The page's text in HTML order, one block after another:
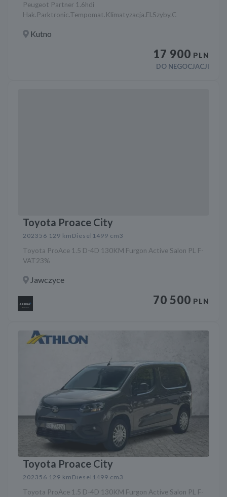
Peugeot Partner 1.6hdi
Hak.Parktronic.Tempomat.Klimatyzacja.El.Szyby.C
Kutno
17 900 PLN
DO NEGOCJACJI
Toyota Proace City
2023 56 129 km Diesel 1499 cm3
Toyota ProAce 1.5 D-4D 130KM Furgon Active Salon PL F-
VAT23%
Jawczyce
70 500 PLN
Toyota Proace City
2023 56 129 km Diesel 1499 cm3
Toyota ProAce 1.5 D-4D 130KM Furgon Active Salon PL F-